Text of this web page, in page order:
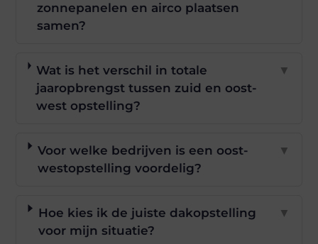
zonnepanelen en airco plaatsen
samen?
Wat is het verschil in totale
jaaropbrengst tussen zuid en oost-
west opstelling?
▼
Voor welke bedrijven is een oost-
westopstelling voordelig?
▼
Hoe kies ik de juiste dakopstelling
voor mijn situatie?
▼